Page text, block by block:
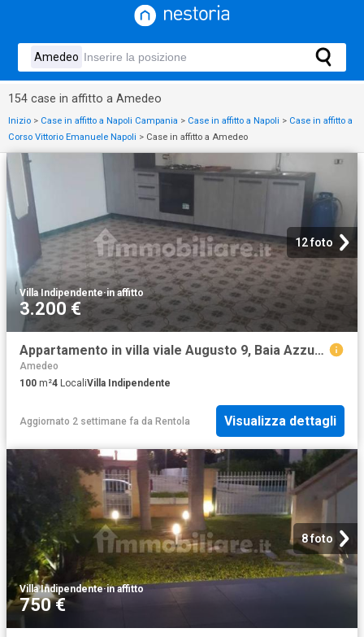
154 case in affitto a Amedeo
Inizio > Case in affitto a Napoli Campania > Case in affitto a Napoli > Case in affitto a
Corso Vittorio Emanuele Napoli > Case in affitto a Amedeo
12 foto
Villa Indipendente·in affitto
3.200 €
Appartamento in villa viale Augusto 9, Baia Azzurra Levagnole, Sessa Aurunca
Amedeo
100 m²4 LocaliVilla Indipendente
Aggiornato 2 settimane fa da Rentola Visualizza dettagli
8 foto
Villa Indipendente·in affitto
750 €